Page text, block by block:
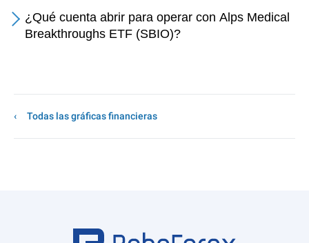
¿Qué cuenta abrir para operar con Alps Medical
Breakthroughs ETF (SBIO)?
Todas las gráficas financieras